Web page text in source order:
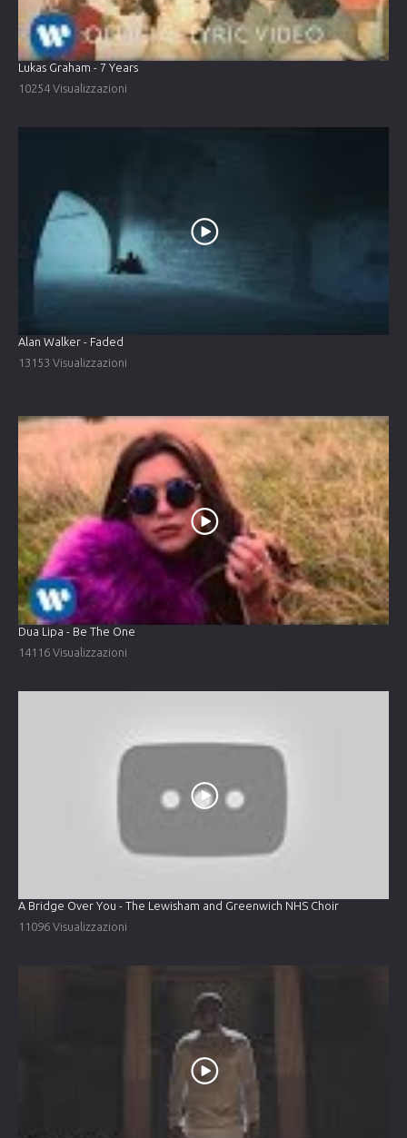
Lukas Graham - 7 Years
10254 Visualizzazioni
Alan Walker - Faded
13153 Visualizzazioni
Dua Lipa - Be The One
14116 Visualizzazioni
A Bridge Over You - The Lewisham and Greenwich NHS Choir
11096 Visualizzazioni